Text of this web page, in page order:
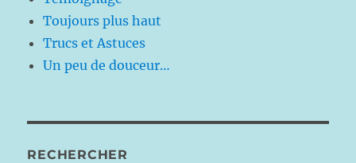
Toujours plus haut
Trucs et Astuces
Un peu de douceur…
RECHERCHER